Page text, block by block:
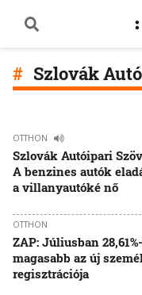
Szlovák
OTTHON
Szlovák Autóipari
A benzines autók
a villanyautóké nő
OTTHON
ZAP: Júliusban
magasabb az új
regisztrációja